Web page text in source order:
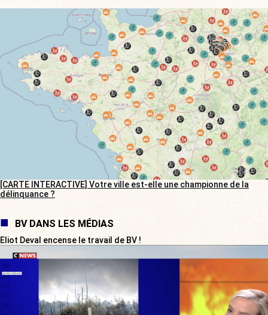
[CARTE INTERACTIVE] Votre ville est-elle une championne de la
délinquance ?
BV DANS LES MÉDIAS
Eliot Deval encense le travail de BV !